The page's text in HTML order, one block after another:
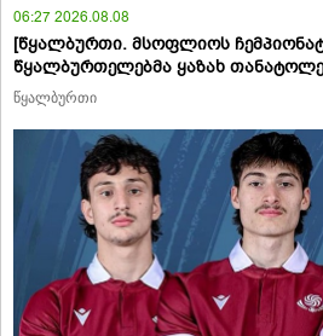
06:27 2026.08.08
[წყალბურთი. მსოფლიოს
წყალბურთელებმა ყაზახ
წყალბურთი